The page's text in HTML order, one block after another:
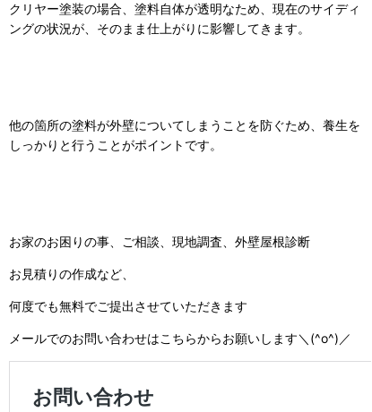
クリヤー塗装の場合、塗料自体が透明なため、現在のサイディ
ングの状況が、そのまま仕上がりに影響してきます。
他の箇所の塗料が外壁についてしまうことを防ぐため、養生を
しっかりと行うことがポイントです。
お家のお困りの事、ご相談、現地調査、外壁屋根診断
お見積りの作成など、
何度でも無料でご提出させていただきます
メールでのお問い合わせはこちらからお願いします＼(^o^)／